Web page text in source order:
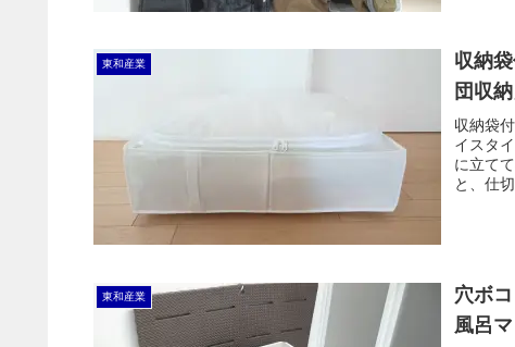
東和産業
収納
団収
収納袋
イスタ
に立て
と、仕
東和産業
穴ボ
風呂マ